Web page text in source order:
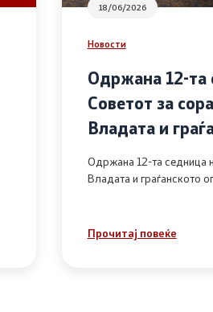
18/06/2026
Новости
Одржана 12-та
Советот за
Владата и
Одржана 12-та седница
Владата и граѓанското
Прочитај повеќе